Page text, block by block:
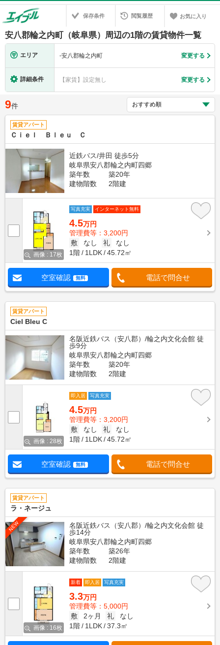
保存条件 閲覧履歴 お気に入り
安八郡輪之内町（岐阜県）周辺の1階の賃貸物件一覧
エリア -安八郡輪之内町 変更する
詳細条件 【家賃】設定無し 変更する
9件
賃貸アパート
Ｃｉｅｌ Ｂｌｅｕ Ｃ
近鉄バス/井田 徒歩5分
岐阜県安八郡輪之内町四郷
築年数
築20年
建物階数
2階建
画像 : 17枚
写真充実 インターネット無料
4.5万円
管理費等：3,200円
敷
なし 礼
なし
1階
1LDK 45.72㎡
空室確認 無料 電話で問合せ
賃貸アパート
Ciel Bleu C
名阪近鉄バス（安八郡）/輪之内文化会館 徒
歩9分
岐阜県安八郡輪之内町四郷
築年数
築20年
建物階数
2階建
画像 : 28枚
即入居 写真充実
4.5万円
管理費等：3,200円
敷
なし 礼
なし
1階
1LDK 45.72㎡
空室確認 無料 電話で問合せ
賃貸アパート
ラ・ネージュ
NEW
名阪近鉄バス（安八郡）/輪之内文化会館 徒
歩14分
岐阜県安八郡輪之内町四郷
築年数
築26年
建物階数
2階建
画像 : 16枚
新着 即入居 写真充実
3.3万円
管理費等：5,000円
敷
2ヶ月 礼
なし
1階
1LDK 37.3㎡